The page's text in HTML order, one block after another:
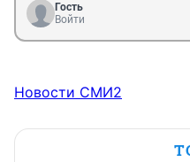
Гость
Войти
Новости СМИ2